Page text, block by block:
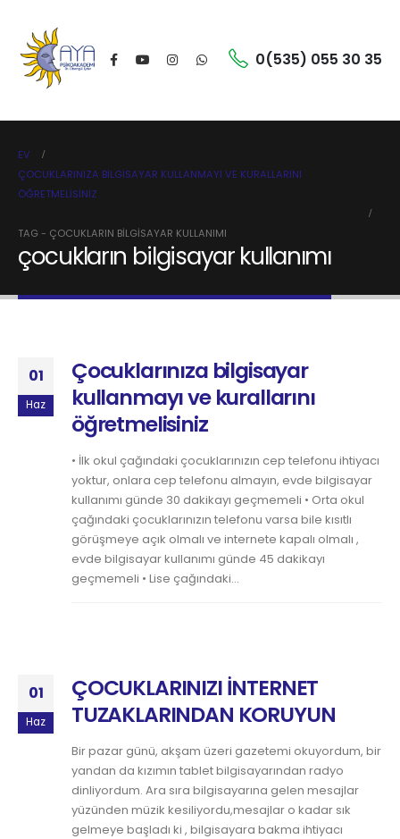
0(535) 055 30 35
EV
ÇOCUKLARINIZA BILGISAYAR KULLANMAYI VE KURALLARINI
ÖĞRETMELISINIZ
TAG - ÇOCUKLARIN BILGISAYAR KULLANIMI
çocukların bilgisayar kullanımı
01
Haz
Çocuklarınıza bilgisayar
kullanmayı ve kurallarını
öğretmelisiniz
• İlk okul çağındaki çocuklarınızın cep telefonu ihtiyacı
yoktur, onlara cep telefonu almayın, evde bilgisayar
kullanımı günde 30 dakikayı geçmemeli • Orta okul
çağındaki çocuklarınızın telefonu varsa bile kısıtlı
görüşmeye açık olmalı ve internete kapalı olmalı ,
evde bilgisayar kullanımı günde 45 dakikayı
geçmemeli • Lise çağındaki...
01
Haz
ÇOCUKLARINIZI İNTERNET
TUZAKLARINDAN KORUYUN
Bir pazar günü, akşam üzeri gazetemi okuyordum, bir
yandan da kızımın tablet bilgisayarından radyo
dinliyordum. Ara sıra bilgisayarına gelen mesajlar
yüzünden müzik kesiliyordu,mesajlar o kadar sık
gelmeye başladı ki , bilgisayara bakma ihtiyacı